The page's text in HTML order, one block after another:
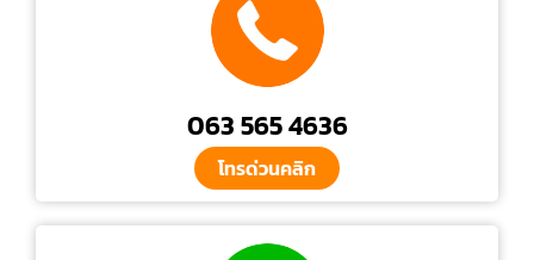
063 565 4636
โทรด่วนคลิก